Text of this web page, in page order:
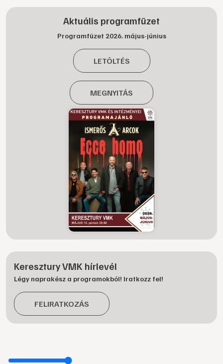
Aktuális programfüzet
Programfüzet 2026. május-június
LETÖLTÉS
MEGNYITÁS
Keresztury VMK hírlevél
Légy naprakész a programokból! Iratkozz fel!
FELIRATKOZÁS